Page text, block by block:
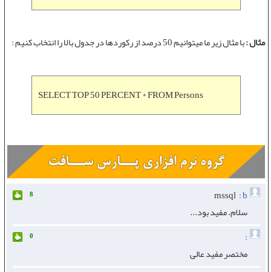
مثال :با مثال زیر ما میتوانیم 50 درصد از رکوردها در جدول بالا را انتخاب کنیم :
SELECT TOP 50 PERCENT * FROM Persons
b :
mssql
8
سلام. مفید بود...
:
0
مختصر مفید عالی